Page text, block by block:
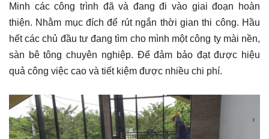
Minh các công trình đã và đang đi vào giai đoạn hoàn
thiện. Nhằm mục đích để rút ngắn thời gian thi công. Hầu
hết các chủ đầu tư đang tìm cho mình một công ty mài nền,
sàn bê tông chuyên nghiệp. Để đảm bảo đạt được hiệu
quả công việc cao và tiết kiệm được nhiều chi phí.